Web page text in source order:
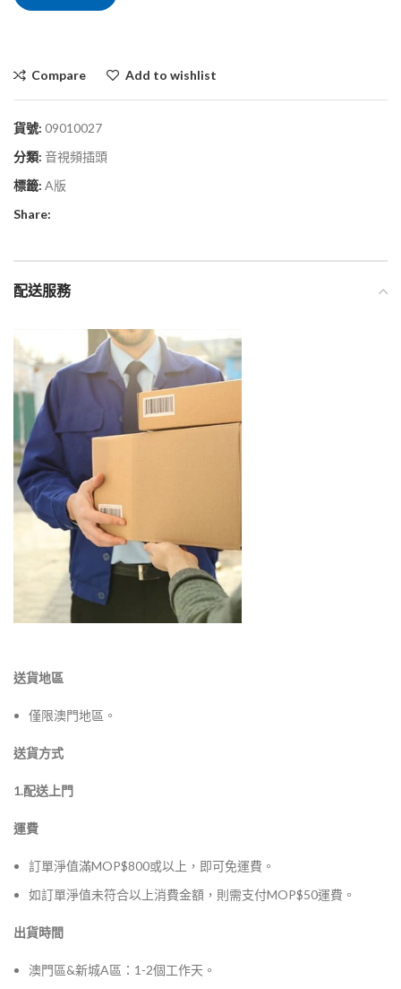
Compare Add to wishlist
貨號: 09010027
分類: 音視頻插頭
標籤: A版
Share:
配送服務
送貨地區
僅限澳門地區。
送貨方式
1.配送上門
運費
訂單淨值滿MOP$800或以上，即可免運費。
如訂單淨值未符合以上消費金額，則需支付MOP$50運費。
出貨時間
澳門區&新城A區：1-2個工作天。